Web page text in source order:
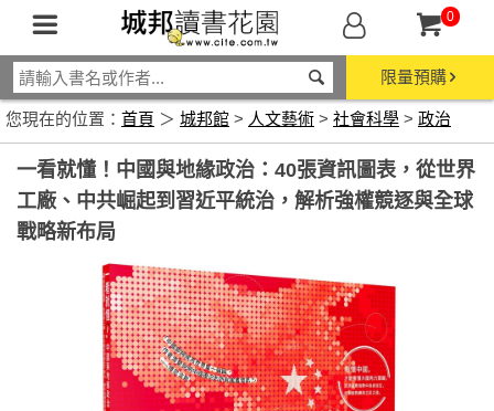
0
限量預購
您現在的位置： 首頁 ＞ 城邦館 > 人文藝術 > 社會科學 > 政治
一看就懂！中國與地緣政治：40張資訊圖表，從世界
工廠、中共崛起到習近平統治，解析強權競逐與全球
戰略新布局